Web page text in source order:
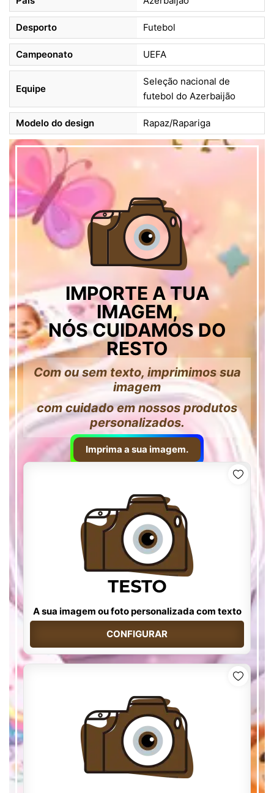
Desporto Futebol
Campeonato UEFA
Equipe
Seleção nacional de
futebol do Azerbaijão
Modelo do design Rapaz/Rapariga
IMPORTE A TUA
IMAGEM,
NÓS CUIDAMOS DO
RESTO
Com ou sem texto, imprimimos sua
imagem
com cuidado em nossos produtos
personalizados.
Imprima a sua imagem.
A sua imagem ou foto personalizada com texto
CONFIGURAR